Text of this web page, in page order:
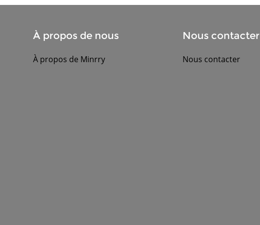
À propos de nous
À propos de Minrry
Nous contacter
Nous contacter